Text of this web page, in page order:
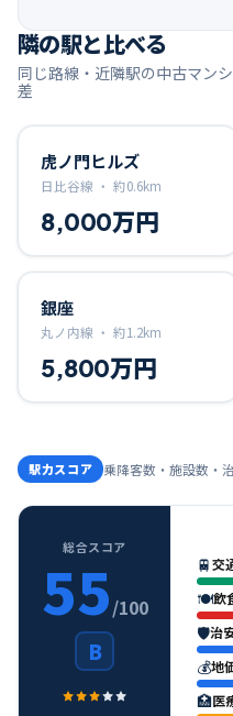
隣の駅と比べる
同じ路線・近隣駅の中古マン
差
虎ノ門ヒルズ
日比谷線 ・ 約0.6km
8,000万円
銀座
丸ノ内線 ・ 約1.2km
5,800万円
駅力スコア 乗降客数・施設数・
総合スコア
55/100
B
🚆交
🍽飲
🛡治
💰地
🏥医